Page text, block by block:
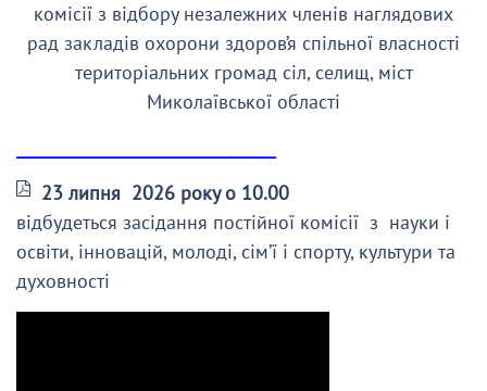
комісії з відбору незалежних членів наглядових
рад закладів охорони здоров’я спільної власності
територіальних громад сіл, селищ, міст
Миколаївської області
23 липня 2026 року о 10.00
відбудеться засідання постійної комісії з науки і
освіти, інновацій, молоді, сім’ї і спорту, культури та
духовності